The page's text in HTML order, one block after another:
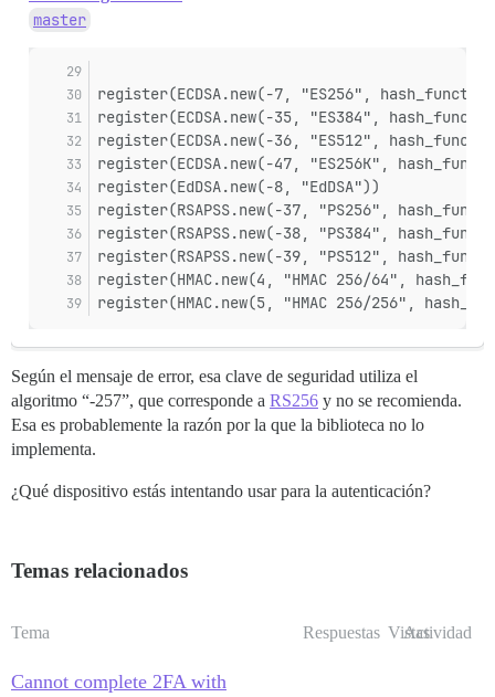
master
register(ECDSA.new(-7, "ES256",
register(ECDSA.new(-35, "ES384",
register(ECDSA.new(-36, "ES512",
register(ECDSA.new(-47, "ES256K",
register(EdDSA.new(-8, "EdDSA"))
register(RSAPSS.new(-37, "PS256",
register(RSAPSS.new(-38, "PS384",
register(RSAPSS.new(-39, "PS512",
register(HMAC.new(4, "HMAC 256/64",
register(HMAC.new(5, "HMAC 256/256",
Según el mensaje de error, esa clave de seguridad utiliza el
algoritmo “-257”, que corresponde a RS256 y no se recomienda.
Esa es probablemente la razón por la que la biblioteca no lo
implementa.
¿Qué dispositivo estás intentando usar para la autenticación?
Temas relacionados
Tema Respuestas Vistas
Actividad
Cannot complete 2FA with